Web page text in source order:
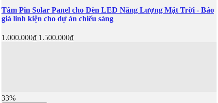
33%
Tấm Pin Solar Panel cho Đèn LED Năng Lượng Mặt Trời - Báo
giá linh kiện cho dự án chiếu sáng
1.000.000₫ 1.500.000₫